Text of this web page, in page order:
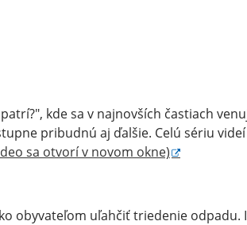
kde sa v najnovších častiach
pribudnú aj ďalšie. Celú sériu
sa otvorí v novom okne)
obyvateľom uľahčiť triedenie odpadu.